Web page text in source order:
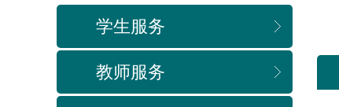
学生服务
教师服务